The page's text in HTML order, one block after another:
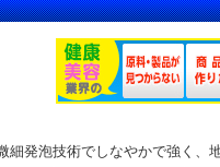
発泡技術でしなやかで強く、